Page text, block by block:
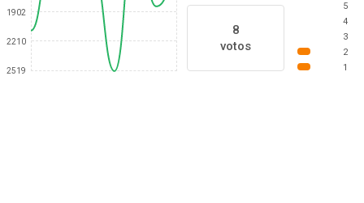
1902
2210
2519
8
votos
5
4
3
2
1